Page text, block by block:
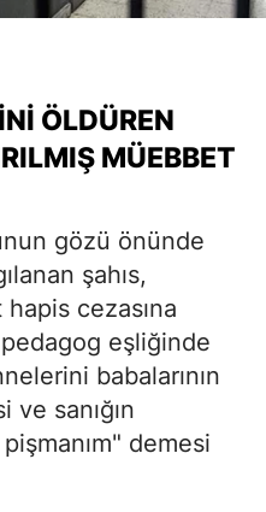
ÖLDÜREN
MÜEBBET
gözü önünde
şahıs,
hapis cezasına
pedagog eşliğinde
babalarının
sanığın
demesi